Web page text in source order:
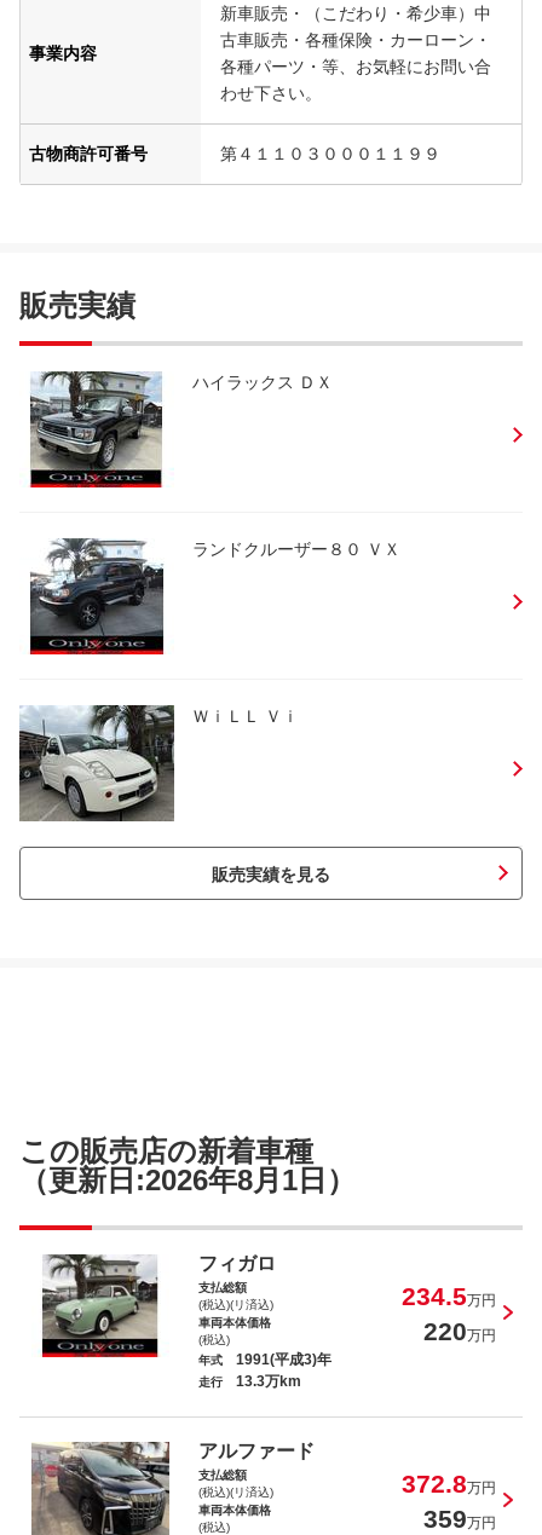
事業内容
新車販売・（こだわり・希少車）中
古車販売・各種保険・カーローン・
各種パーツ・等、お気軽にお問い合
わせ下さい。
古物商許可番号 第４１１０３０００１１９９
販売実績
ハイラックス ＤＸ
ランドクルーザー８０ ＶＸ
ＷｉＬＬ Ｖｉ
販売実績を見る
この販売店の新着車種
（更新日:2026年8月1日）
フィガロ
支払総額
(税込)(リ済込)
234.5万円
車両本体価格
(税込)
220万円
年式 1991(平成3)年
走行 13.3万km
アルファード
支払総額
(税込)(リ済込)
372.8万円
車両本体価格
(税込)
359万円